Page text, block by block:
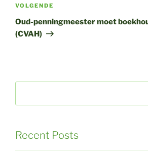
Volgend
bericht
VOLGENDE
Oud-penningmeester moet
(CVAH)
Recent Posts